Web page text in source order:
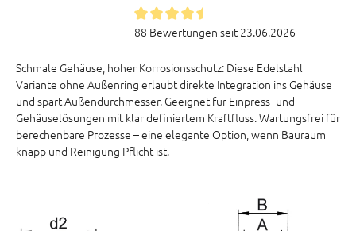
88 Bewertungen seit 23.06.2026
Schmale Gehäuse, hoher Korrosionsschutz: Diese Edelstahl
Variante ohne Außenring erlaubt direkte Integration ins Gehäuse
und spart Außendurchmesser. Geeignet für Einpress- und
Gehäuselösungen mit klar definiertem Kraftfluss. Wartungsfrei für
berechenbare Prozesse – eine elegante Option, wenn Bauraum
knapp und Reinigung Pflicht ist.